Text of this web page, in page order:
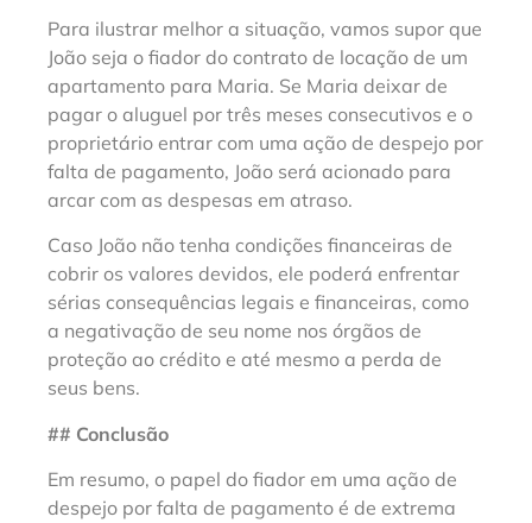
Para ilustrar melhor a situação, vamos supor que
João seja o fiador do contrato de locação de um
apartamento para Maria. Se Maria deixar de
pagar o aluguel por três meses consecutivos e o
proprietário entrar com uma ação de despejo por
falta de pagamento, João será acionado para
arcar com as despesas em atraso.
Caso João não tenha condições financeiras de
cobrir os valores devidos, ele poderá enfrentar
sérias consequências legais e financeiras, como
a negativação de seu nome nos órgãos de
proteção ao crédito e até mesmo a perda de
seus bens.
## Conclusão
Em resumo, o papel do fiador em uma ação de
despejo por falta de pagamento é de extrema